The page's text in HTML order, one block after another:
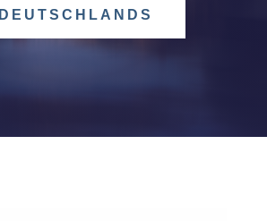
DEUTSCHLANDS